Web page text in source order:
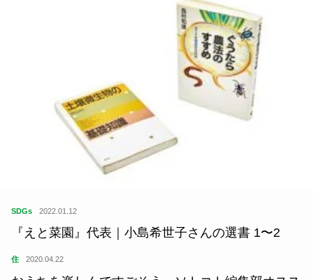
SDGs 2022.01.12
『えと菜園』代表｜小島希世子さんの選書 1〜2
住 2020.04.22